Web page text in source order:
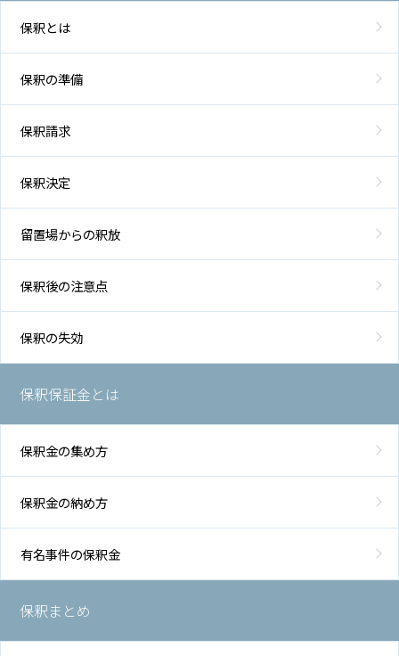
保釈とは
保釈の準備
保釈請求
保釈決定
留置場からの釈放
保釈後の注意点
保釈の失効
保釈保証金とは
保釈金の集め方
保釈金の納め方
有名事件の保釈金
保釈まとめ